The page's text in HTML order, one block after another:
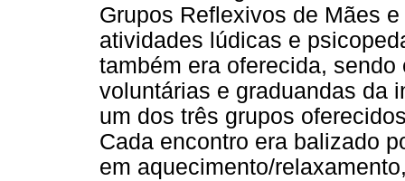
Grupos Reflexivos de Mães
atividades lúdicas e
também era oferecida,
voluntárias e graduandas da
um dos três grupos
Cada encontro era balizado
em aquecimento/